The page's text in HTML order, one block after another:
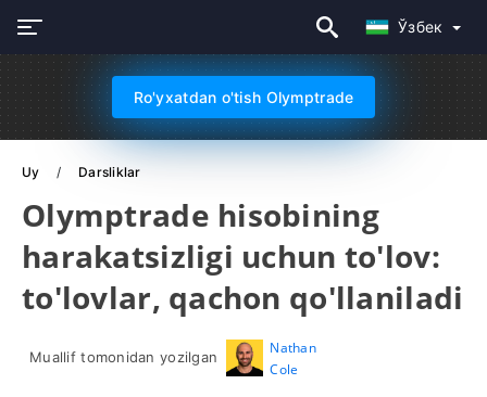
Ўзбек
Ro'yxatdan o'tish Olymptrade
Uy Darsliklar
Olymptrade hisobining
harakatsizligi uchun to'lov:
to'lovlar, qachon qo'llaniladi
Muallif tomonidan yozilgan
Nathan
Cole